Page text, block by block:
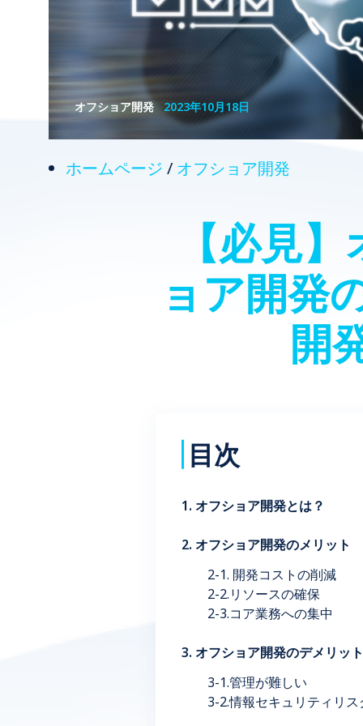
オフショア開発 2023年10月18日
ホームページ / オフショア開発
【必見
ョア開発
開
目次
1. オフショア開発とは？
2. オフショア開発のメリット
2-1. 開発コストの削減
2-2.リソースの確保
2-3.コア業務への集中
3. オフショア開発のデメリット
3-1.管理が難しい
3-2.情報セキュリティリス